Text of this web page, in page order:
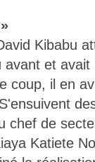
Kibabu
et
coup, il en
chef de
Katiete